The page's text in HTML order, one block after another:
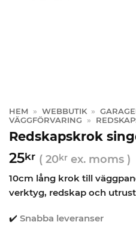
HEM » WEBBUTIK »
VÄGGFÖRVARING
»
Redskapskrok
25kr ( 20kr ex. moms )
10cm lång krok till
verktyg, redskap och
✔️ Snabba leveranser